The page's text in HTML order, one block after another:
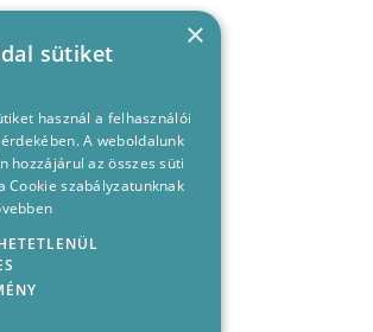
×
sütiket
használ a felhasználói
A weboldalunk
hozzájárul az összes süti
Cookie szabályzatunknak